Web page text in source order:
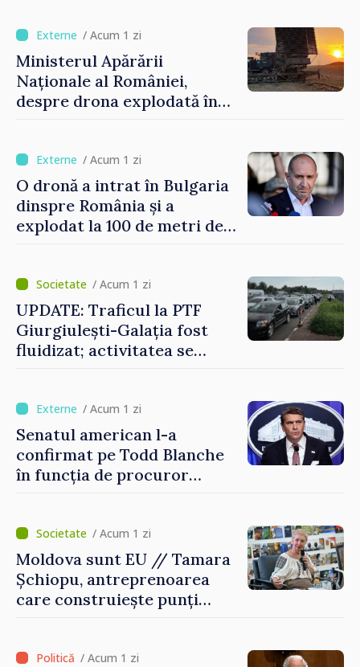
finală
/ Acum 1 zi
Ministerul Apărării
Naționale al României,
despre drona explodată în
vehicul aerian”
/ Acum 1 zi
O dronă a intrat în Bulgaria
dinspre România și a
explodat la 100 de metri de
/ Acum 1 zi
UPDATE: Traficul la PTF
Giurgiulești-Galația fost
fluidizat; activitatea se
/ Acum 1 zi
Senatul american l-a
confirmat pe Todd Blanche
în funcția de procuror
/ Acum 1 zi
Moldova sunt EU // Tamara
Șchiopu, antreprenoarea
care construiește punți
/ Acum 1 zi